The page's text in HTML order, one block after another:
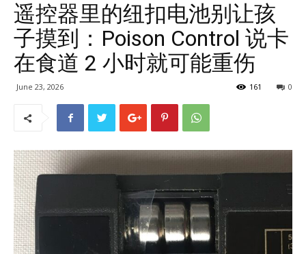
遥控器里的纽扣电池别让孩
子摸到：Poison Control 说卡
在食道 2 小时就可能重伤
June 23, 2026 0
161